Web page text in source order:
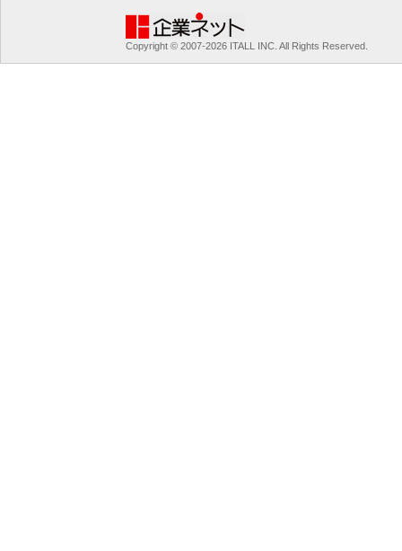
Copyright © 2007-2026 ITALL INC. All Rights Reserved.